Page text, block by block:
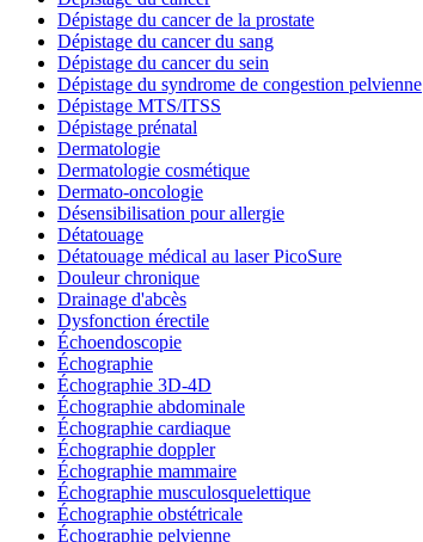
Dépistage du cancer de la prostate
Dépistage du cancer du sang
Dépistage du cancer du sein
Dépistage du syndrome de congestion pelvienne
Dépistage MTS/ITSS
Dépistage prénatal
Dermatologie
Dermatologie cosmétique
Dermato-oncologie
Désensibilisation pour allergie
Détatouage
Détatouage médical au laser PicoSure
Douleur chronique
Drainage d'abcès
Dysfonction érectile
Échoendoscopie
Échographie
Échographie 3D-4D
Échographie abdominale
Échographie cardiaque
Échographie doppler
Échographie mammaire
Échographie musculosquelettique
Échographie obstétricale
Échographie pelvienne